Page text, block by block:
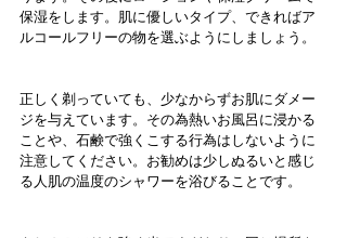
保湿をします。肌に優しいタイプ、できればア
ルコールフリーの物を選ぶようにしましょう。
正しく剃っていても、少なからずお肌にダメー
ジを与えています。その為熱いお風呂に浸かる
ことや、石鹸で強くこする行為はしないように
注意してください。お勧めは少しぬるいと感じ
る人肌の温度のシャワーを浴びることです。